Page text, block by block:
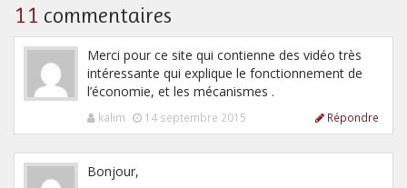
11 commentaires
Merci pour ce site qui contienne des vidéo très
intéressante qui explique le fonctionnement de
l’économie, et les mécanismes .
kalim 14 septembre 2015 Répondre
Bonjour,